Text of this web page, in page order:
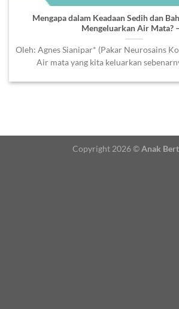
Mengapa dalam Keadaan Sedih dan
Mengeluarkan Air Mata?
Oleh: Agnes Sianipar* (Pakar Neurosains
Air mata yang kita keluarkan
Copyright 2026 ©Anak